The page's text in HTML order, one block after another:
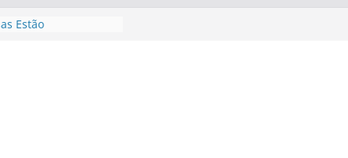
Estão
em Porto
de transfer,
de alto padrão
bolsas –
para o segundo